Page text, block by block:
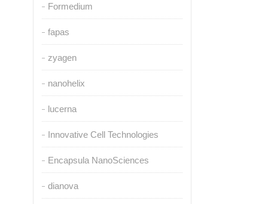
Formedium
fapas
zyagen
nanohelix
lucerna
Innovative Cell Technologies
Encapsula NanoSciences
dianova